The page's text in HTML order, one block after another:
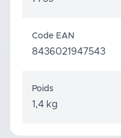
Code EAN
8436021947543
Poids
1,4 kg